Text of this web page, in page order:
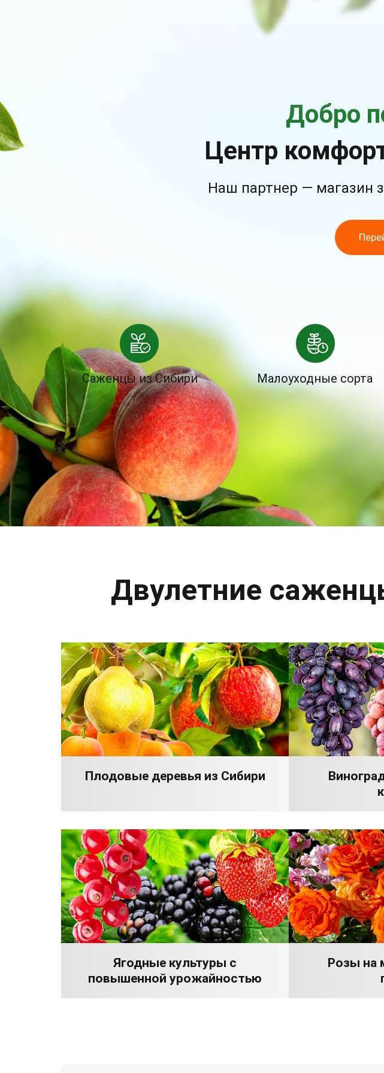
Добро
Центр
Наш партнер — магазин
Саженцы из Сибири Малоуходные сорта
Двулетние
Плодовые деревья из Сибири
Ягодные культуры с
повышенной урожайностью
Розы на